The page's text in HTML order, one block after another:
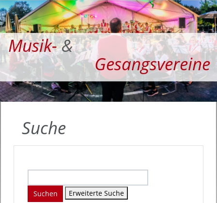
Musik-&
Gesangsvereine
Suche
Suchen Erweiterte Suche